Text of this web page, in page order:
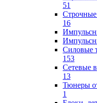
51
Строчные
16
Силовые
153
Сетевые
13
Тюнеры
1